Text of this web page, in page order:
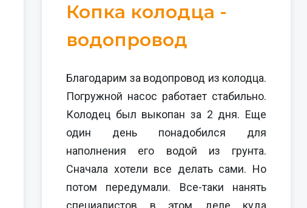
Копка колодца -
водопровод
Благодарим за водопровод из колодца.
Погружной насос работает стабильно.
Колодец был выкопан за 2 дня. Еще
один день понадобился для
наполнения его водой из грунта.
Сначала хотели все делать сами. Но
потом передумали. Все-таки нанять
специалистов в этом деле куда